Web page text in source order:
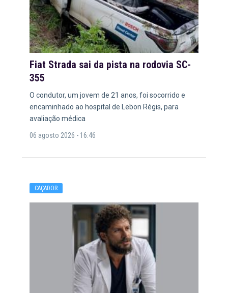
Fiat Strada sai da pista na rodovia SC-
355
O condutor, um jovem de 21 anos, foi socorrido e
encaminhado ao hospital de Lebon Régis, para
avaliação médica
06 agosto 2026 - 16:46
CAÇADOR